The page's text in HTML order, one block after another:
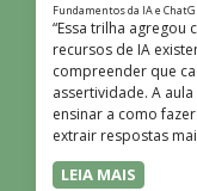
Fundamentos da IA e
“Essa trilha
recursos de IA
compreender que
assertividade. A
ensinar a como
extrair respostas
disponíveis. O
dominar o
LEIA MAIS